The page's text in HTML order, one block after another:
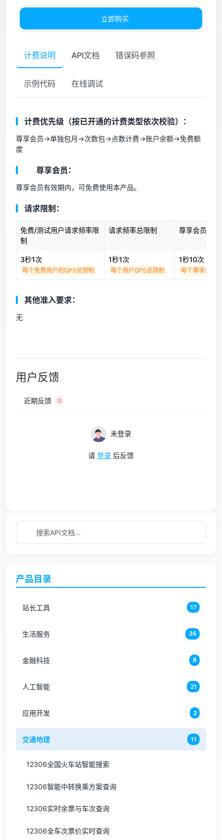
产品目录
站长工具 17
生活服务 36
金融科技 8
人工智能 21
应用开发 2
交通地理 11
12306全国火车站智能搜索
12306智能中转换乘方案查询
12306实时余票与车次查询
12306全车次票价实时查询
立即购买
计费说明 API文档 错误码参照
示例代码 在线调试
计费优先级（按已开通的计费类型依次校验）：
尊享会员->单独包月->次数包->点数计费->账户余额->免费额
度
尊享会员：
尊享会员有效期内，可免费使用本产品。
请求限制：
免费/测试用户请求频率限
制
请求频率总限制 尊享会员请
3秒1次
每个免费用户的QPS总限制
1秒1次
每个用户QPS总限制
1秒10次
每个尊享会员
其他准入要求：
无
用户反馈
近期反馈 0
未登录
请 登录 后反馈